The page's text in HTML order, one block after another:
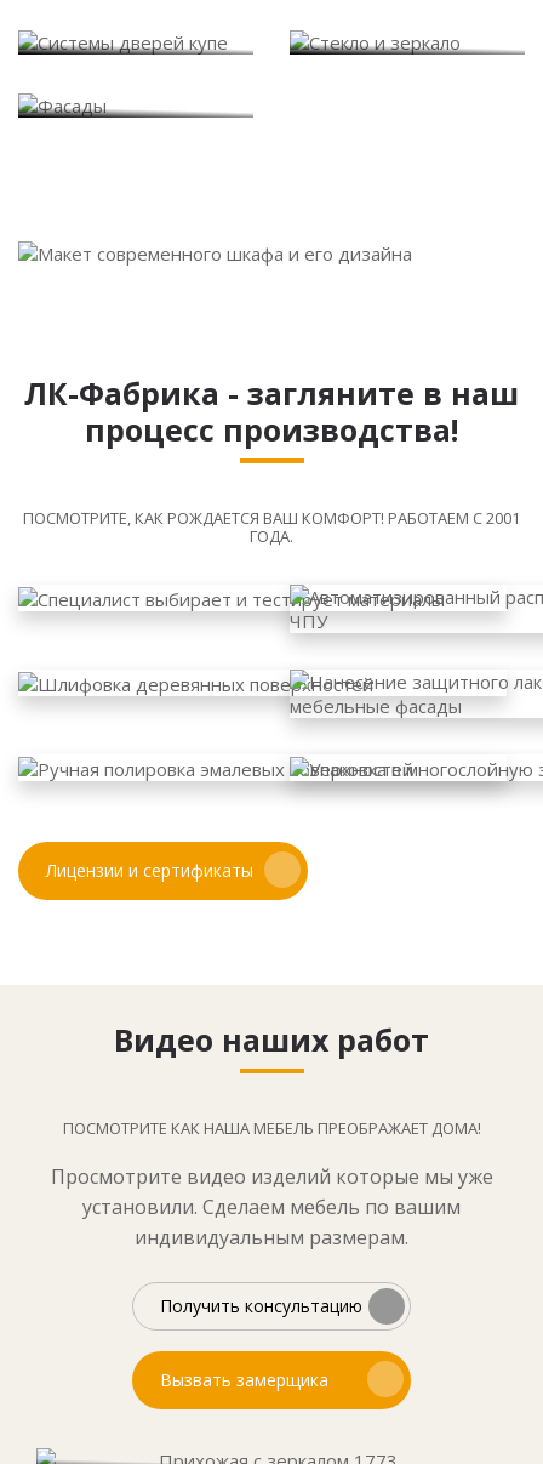
ЛК-Фабрика - загляните в наш
процесс производства!
ПОСМОТРИТЕ, КАК РОЖДАЕТСЯ ВАШ КОМФОРТ! РАБОТАЕМ С 2001
ГОДА.
Лицензии и сертификаты
Видео наших работ
ПОСМОТРИТЕ КАК НАША МЕБЕЛЬ ПРЕОБРАЖАЕТ ДОМА!
Просмотрите видео изделий которые мы уже
установили. Сделаем мебель по вашим
индивидуальным размерам.
Получить консультацию
Вызвать замерщика